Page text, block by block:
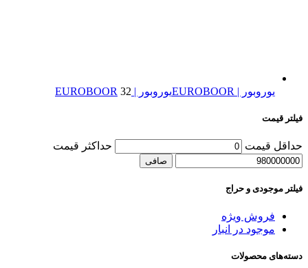
یوروبور | EUROBOOR یوروبور | EUROBOOR 32
فیلتر قیمت
حداقل قیمت حداكثر قيمت
صافی
فیلتر موجودی و حراج
فروش ویژه
موجود در انبار
دسته‌های محصولات